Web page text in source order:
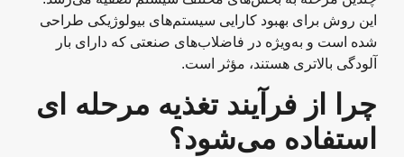
این روش برای بهبود کارایی سیستم‌های بیولوژیکی طراحی
شده است و به‌ویژه در فاضلاب‌های صنعتی که دارای بار
آلودگی بالاتری هستند، مؤثر است.
چرا از فرآیند تغذیه مرحله‌ ای
استفاده می‌شود؟